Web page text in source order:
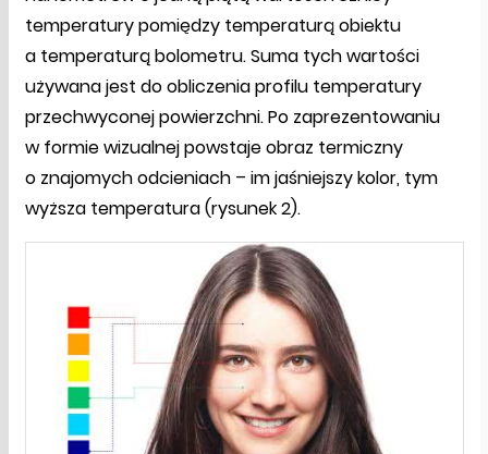
temperatury pomiędzy temperaturą obiektu
a temperaturą bolometru. Suma tych wartości
używana jest do obliczenia profilu temperatury
przechwyconej powierzchni. Po zaprezentowaniu
w formie wizualnej powstaje obraz termiczny
o znajomych odcieniach – im jaśniejszy kolor, tym
wyższa temperatura (rysunek 2).